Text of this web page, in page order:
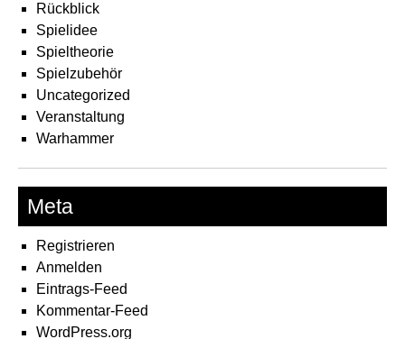
Rückblick
Spielidee
Spieltheorie
Spielzubehör
Uncategorized
Veranstaltung
Warhammer
Meta
Registrieren
Anmelden
Eintrags-Feed
Kommentar-Feed
WordPress.org